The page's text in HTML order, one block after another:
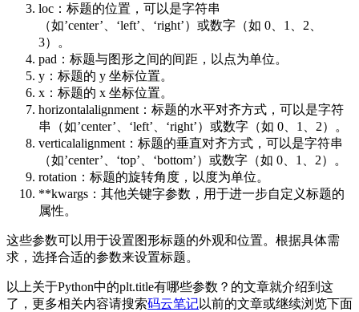
loc：标题的位置，可以是字符串
（如’center’、‘left’、‘right’）或数字（如 0、1、2、
3）。
pad：标题与图形之间的间距，以点为单位。
y：标题的 y 坐标位置。
x：标题的 x 坐标位置。
horizontalalignment：标题的水平对齐方式，可以是字符
串（如’center’、‘left’、‘right’）或数字（如 0、1、2）。
verticalalignment：标题的垂直对齐方式，可以是字符串
（如’center’、‘top’、‘bottom’）或数字（如 0、1、2）。
rotation：标题的旋转角度，以度为单位。
**kwargs：其他关键字参数，用于进一步自定义标题的
属性。
这些参数可以用于设置图形标题的外观和位置。根据具体需
求，选择合适的参数来设置标题。
以上关于Python中的plt.title有哪些参数？的文章就介绍到这
了，更多相关内容请搜索码云笔记以前的文章或继续浏览下面